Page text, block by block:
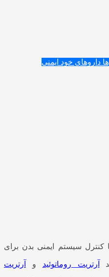
داروهای خود ایمنی
کنترل سیستم ایمنی بدن برای
آرتریت روماتوئید و آرتریت